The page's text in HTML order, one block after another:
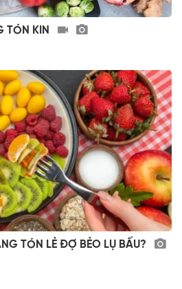
TÓN KIN
TÓN LẺ ĐỢ BẺO LỤ BẤU?